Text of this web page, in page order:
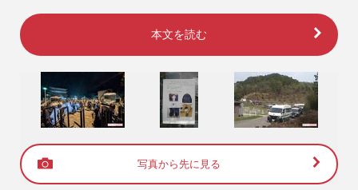
本文を読む
写真から先に見る